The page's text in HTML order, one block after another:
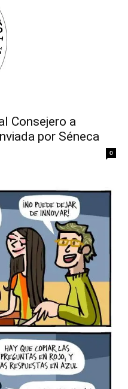
Consejero a
por Séneca
0